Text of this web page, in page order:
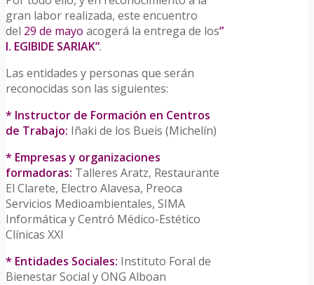
gran labor realizada, este encuentro
del 29 de mayo acogerá la entrega de los”
I. EGIBIDE SARIAK”.
Las entidades y personas que serán
reconocidas son las siguientes:
* Instructor de Formación en Centros
de Trabajo: Iñaki de los Bueis (Michelín)
* Empresas y organizaciones
formadoras: Talleres Aratz, Restaurante
El Clarete, Electro Alavesa, Preoca
Servicios Medioambientales, SIMA
Informática y Centró Médico-Estético
Clínicas XXI
* Entidades Sociales: Instituto Foral de
Bienestar Social y ONG Alboan